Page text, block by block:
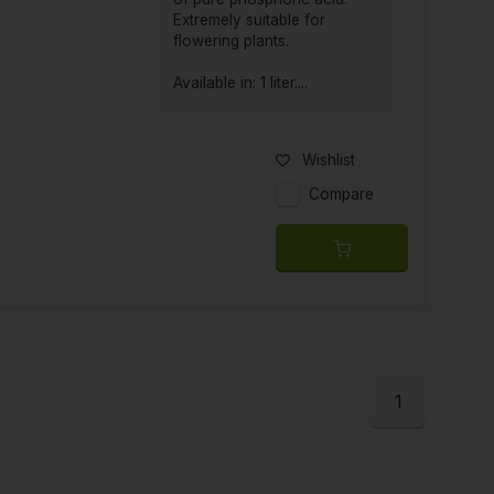
Extremely suitable for
flowering plants.
Available in: 1 liter....
Wishlist
Compare
1